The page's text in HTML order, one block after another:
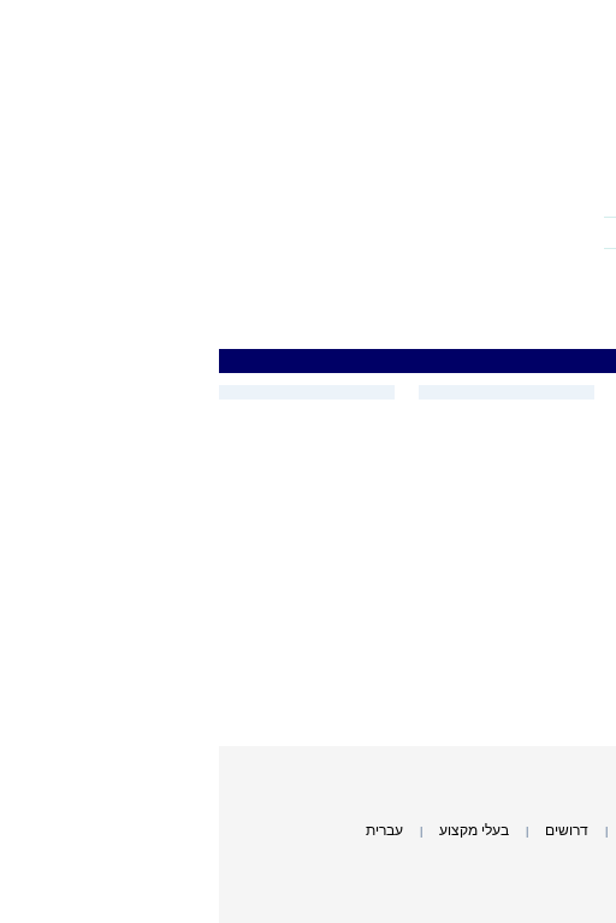
דרושים בעלי מקצוע עברית